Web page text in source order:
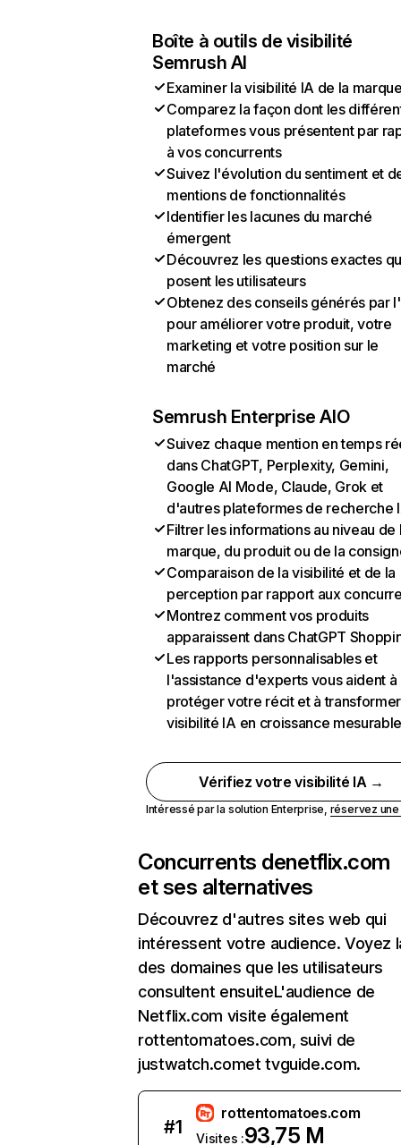
Boîte à outils de visibilité
Semrush AI
Examiner la visibilité IA de la
Comparez la façon dont les
plateformes vous présentent par
à vos concurrents
Suivez l'évolution du sentiment et
mentions de fonctionnalités
Identifier les lacunes du marché
émergent
Découvrez les questions exactes
posent les utilisateurs
Obtenez des conseils générés par
pour améliorer votre produit, votre
marketing et votre position sur le
marché
Semrush Enterprise AIO
Suivez chaque mention en temps
dans ChatGPT, Perplexity, Gemini,
Google AI Mode, Claude, Grok et
d'autres plateformes de recherche
Filtrer les informations au niveau de
marque, du produit ou de la
Comparaison de la visibilité et de la
perception par rapport aux
Montrez comment vos produits
apparaissent dans ChatGPT
Les rapports personnalisables et
l'assistance d'experts vous aident à
protéger votre récit et à
visibilité IA en croissance
Vérifiez votre visibilité IA →
Intéressé par la solution Enterprise, réservez
Concurrents denetflix.com
et ses alternatives
Découvrez d'autres sites web qui
intéressent votre audience. Voyez
des domaines que les utilisateurs
consultent ensuiteL'audience de
Netflix.com visite également
rottentomatoes.com, suivi de
justwatch.comet tvguide.com.
#1
rottentomatoes.com
Visites :93,75 M